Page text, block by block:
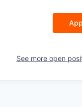
See more open